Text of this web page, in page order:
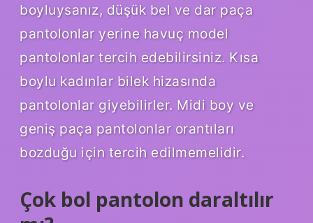
boyluysanız, düşük bel ve dar paça
pantolonlar yerine havuç model
pantolonlar tercih edebilirsiniz. Kısa
boylu kadınlar bilek hizasında
pantolonlar giyebilirler. Midi boy ve
geniş paça pantolonlar orantıları
bozduğu için tercih edilmemelidir.
Çok bol pantolon daraltılır